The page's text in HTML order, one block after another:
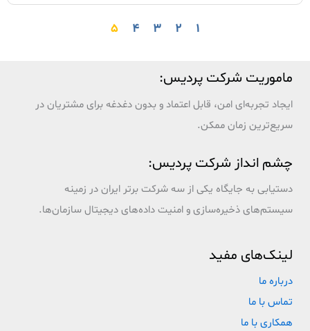
شد. مدیران شبکه بایستی تمامی اقدامات احتیاطی و ضروری را جهت
اطمینان از در دسترس بودن و یکپارچگی پایگاه داده و ذخیره سازها را
۱ ۲ ۳ ۴ ۵
ماموریت شرکت پردیس:
ایجاد تجربه‌ای امن، قابل اعتماد و بدون دغدغه برای مشتریان در
سریع‌ترین زمان ممکن.
چشم انداز شرکت پردیس:
دستیابی به جایگاه یکی از سه شرکت برتر ایران در زمینه
سیستم‌های ذخیره‌سازی و امنیت داده‌های دیجیتال سازمان‌ها.
لینک‌های مفید
درباره ما
تماس با ما
همکاری با ما